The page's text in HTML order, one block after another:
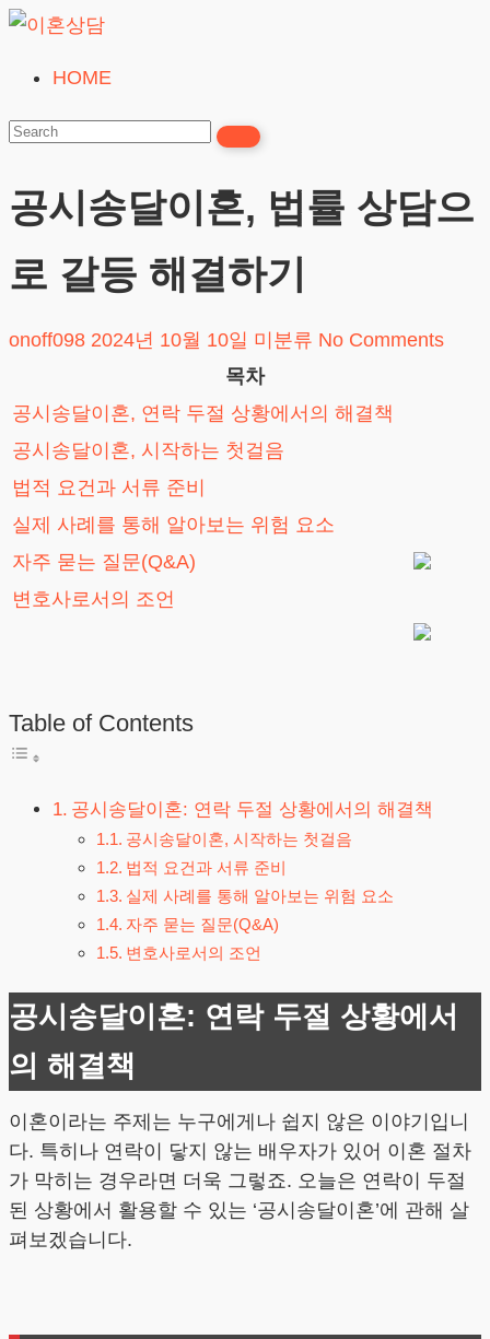
Skip
content
혼
담
24시간365일
HOME
공시송달이혼, 법률 상담으
로 갈등 해결하기
onoff098 2024년 10월 10일 미분류 No Comments
목차
공시송달이혼, 연락 두절 상황에서의 해결책
공시송달이혼, 시작하는 첫걸음
법적 요건과 서류 준비
실제 사례를 통해 알아보는 위험 요소
자주 묻는 질문(Q&A)
변호사로서의 조언
Table of Contents
공시송달이혼: 연락 두절 상황에서의 해결책
공시송달이혼, 시작하는 첫걸음
법적 요건과 서류 준비
실제 사례를 통해 알아보는 위험 요소
자주 묻는 질문(Q&A)
변호사로서의 조언
공시송달이혼: 연락 두절 상황에서
의 해결책
이혼이라는 주제는 누구에게나 쉽지 않은 이야기입니
다. 특히나 연락이 닿지 않는 배우자가 있어 이혼 절차
가 막히는 경우라면 더욱 그렇죠. 오늘은 연락이 두절
된 상황에서 활용할 수 있는 ‘공시송달이혼’에 관해 살
펴보겠습니다.